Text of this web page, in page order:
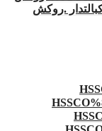
کبالتدار .روکش